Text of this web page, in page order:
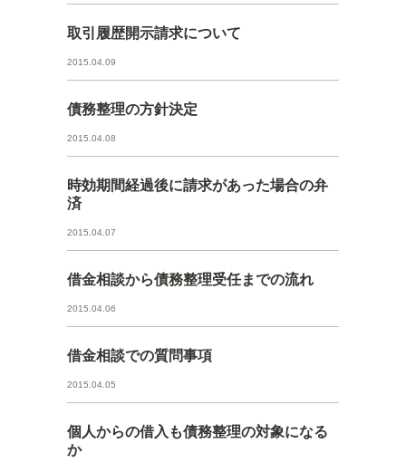
取引履歴開示請求について
2015.04.09
債務整理の方針決定
2015.04.08
時効期間経過後に請求があった場合の弁
済
2015.04.07
借金相談から債務整理受任までの流れ
2015.04.06
借金相談での質問事項
2015.04.05
個人からの借入も債務整理の対象になる
か